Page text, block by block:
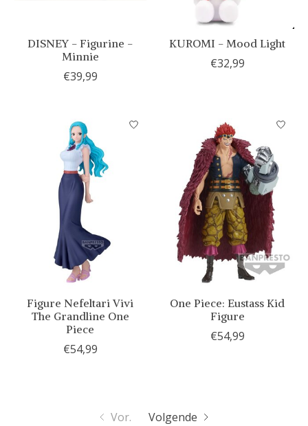
DISNEY - Figurine -
Minnie
€39,99
KUROMI - Mood Light
€32,99
Figure Nefeltari Vivi
The Grandline One
Piece
€54,99
One Piece: Eustass Kid
Figure
€54,99
Vor. Volgende